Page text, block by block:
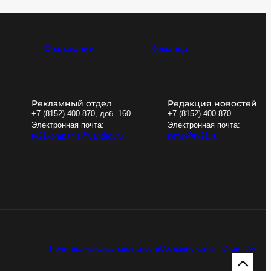
О компании
Команда
Рекламный отдел
+7 (8152) 400-870, доб. 160
Электронная почта:
tv21kompania@yandex.ru
Редакция новостей
+7 (8152) 400-870
Электронная почта:
news@tv21.ru
Политика конфиденциальностиСоздание сайта - Старт Икс